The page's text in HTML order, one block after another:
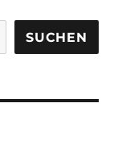
SUCHEN